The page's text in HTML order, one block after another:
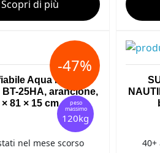
Scopri di più
-47%
peso
massimo
120kg
Aqua Marina
BT-25HA, arancione,
81 × 15 cm
nel mese scorso 40+